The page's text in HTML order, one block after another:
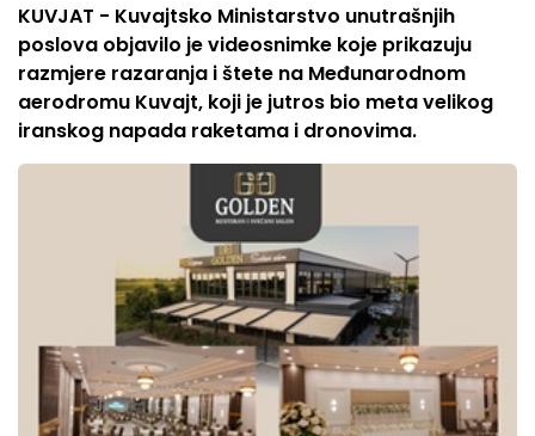
KUVJAT - Kuvajtsko Ministarstvo unutrašnjih
poslova objavilo je videosnimke koje prikazuju
razmjere razaranja i štete na Međunarodnom
aerodromu Kuvajt, koji je jutros bio meta velikog
iranskog napada raketama i dronovima.